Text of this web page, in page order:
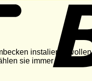
instalieren
sie immer damit,